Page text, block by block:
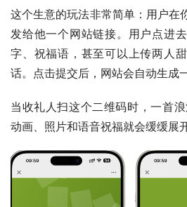
这个生意的玩法非常简单：用户在
发给他一个网站链接。用户点进
字、祝福语，甚至可以上传两人
话。点击提交后，网站会自动生成
当收礼人扫这个二维码时，一首
动画、照片和语音祝福就会缓缓展开